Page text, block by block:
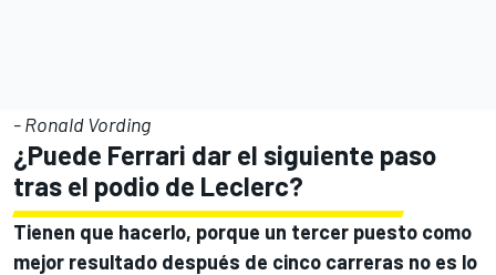
- Ronald Vording
¿Puede Ferrari dar el siguiente paso
tras el podio de Leclerc?
Tienen que hacerlo, porque un tercer puesto como
mejor resultado después de cinco carreras no es lo